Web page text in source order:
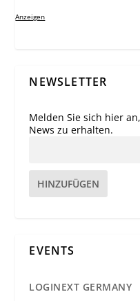
Anzeigen
NEWSLETTER
Melden Sie sich hier
News zu erhalten.
HINZUFÜGEN
EVENTS
LOGINEXT GERMANY